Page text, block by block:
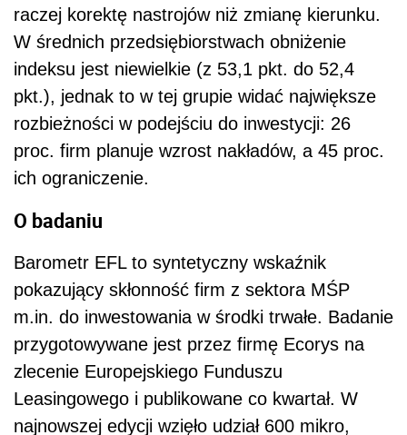
raczej korektę nastrojów niż zmianę kierunku.
W średnich przedsiębiorstwach obniżenie
indeksu jest niewielkie (z 53,1 pkt. do 52,4
pkt.), jednak to w tej grupie widać największe
rozbieżności w podejściu do inwestycji: 26
proc. firm planuje wzrost nakładów, a 45 proc.
ich ograniczenie.
O badaniu
Barometr EFL to syntetyczny wskaźnik
pokazujący skłonność firm z sektora MŚP
m.in. do inwestowania w środki trwałe. Badanie
przygotowywane jest przez firmę Ecorys na
zlecenie Europejskiego Funduszu
Leasingowego i publikowane co kwartał. W
najnowszej edycji wzięło udział 600 mikro,